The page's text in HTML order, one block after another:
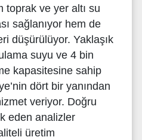
toprak ve yer altı su
sağlanıyor hem de
düşürülüyor. Yaklaşık
suyu ve 4 bin
kapasitesine sahip
dört bir yanından
veriyor. Doğru
eden analizler
üretim